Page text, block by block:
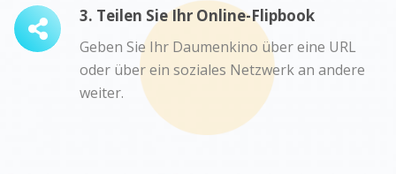
3. Teilen Sie Ihr Online-Flipbook
Geben Sie Ihr Daumenkino über eine URL
oder über ein soziales Netzwerk an andere
weiter.